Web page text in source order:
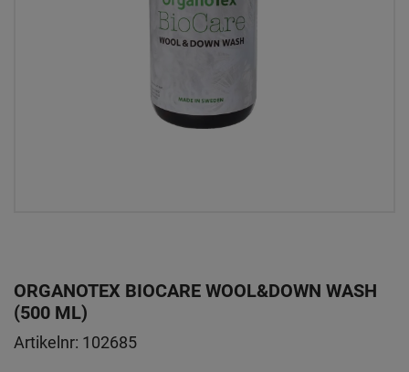
ORGANOTEX BIOCARE WOOL&DOWN WASH
(500 ML)
Artikelnr: 102685